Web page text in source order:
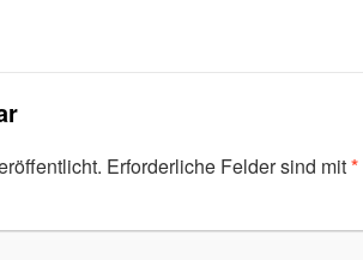
Erforderliche Felder sind mit*